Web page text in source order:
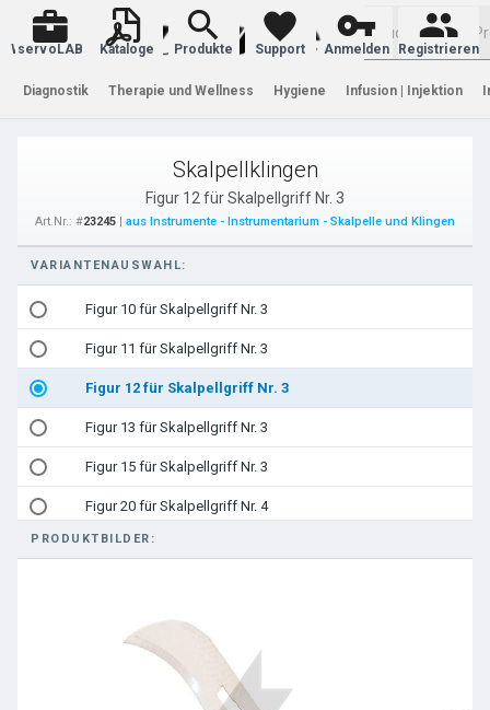
Warenkorb
servoLAB Kataloge Produkte Support Anmelden Registrieren
Diagnostik Therapie und Wellness Hygiene Infusion | Injektion
Skalpellklingen
Figur 12 für Skalpellgriff Nr. 3
Art.Nr.: #23245 | aus Instrumente - Instrumentarium - Skalpelle und Klingen
VARIANTENAUSWAHL:
Figur 10 für Skalpellgriff Nr. 3
Figur 11 für Skalpellgriff Nr. 3
Figur 12 für Skalpellgriff Nr. 3
Figur 13 für Skalpellgriff Nr. 3
Figur 15 für Skalpellgriff Nr. 3
Figur 20 für Skalpellgriff Nr. 4
Figur 21 für Skalpellgriff Nr. 4
Figur 23 für Skalpellgriff Nr. 4
Figur 24 für Skalpellgriff Nr. 4
PRODUKTBILDER: